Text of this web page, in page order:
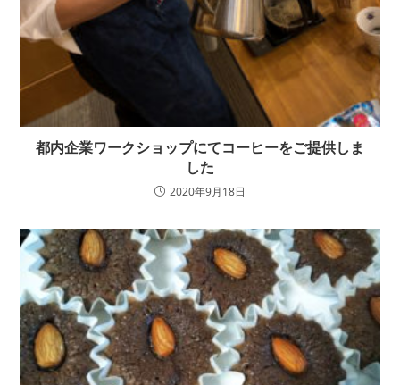
都内企業ワークショップにてコーヒーをご提供しま
した
2020年9月18日